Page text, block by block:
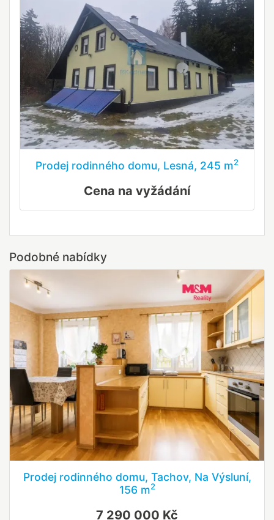
Prodej rodinného domu, Lesná, 245 m2
Cena na vyžádání
Podobné nabídky
Prodej rodinného domu, Tachov, Na Výsluní,
156 m2
7 290 000 Kč